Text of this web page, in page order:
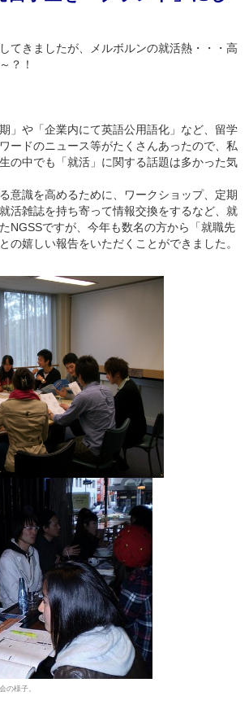
てきましたが、メルボルンの就活熱・・・高
？！
」や「企業内にて英語公用語化」など、留学
ードのニュース等がたくさんあったので、私
の中でも「就活」に関する話題は多かった気
意識を高めるために、ワークショップ、定期
活雑誌を持ち寄って情報交換をするなど、就
NGSSですが、今年も数名の方から「就職先
の嬉しい報告をいただくことができました。
の様子。